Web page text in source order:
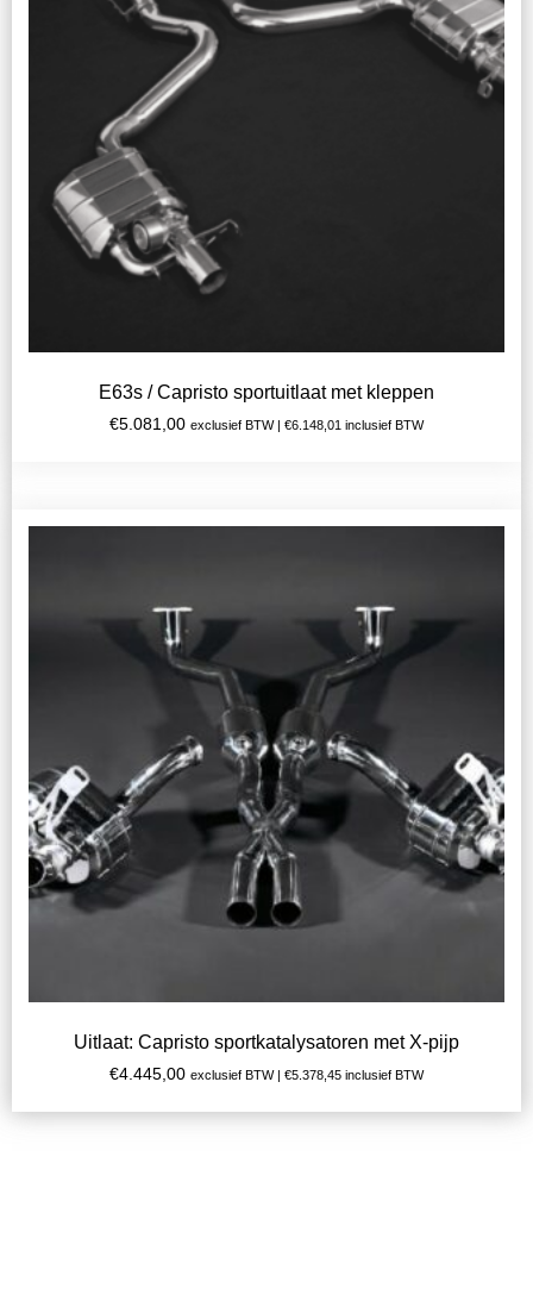
E63s / Capristo sportuitlaat met kleppen
€5.081,00 exclusief BTW | €6.148,01 inclusief BTW
Uitlaat: Capristo sportkatalysatoren met X-pijp
€4.445,00 exclusief BTW | €5.378,45 inclusief BTW